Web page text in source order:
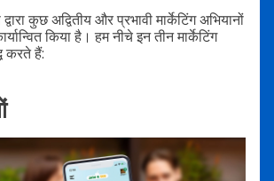
कुछ अद्वितीय और प्रभावी मार्केटिंग अभियानों
किया है। हम नीचे इन तीन मार्केटिंग
करते हैं: